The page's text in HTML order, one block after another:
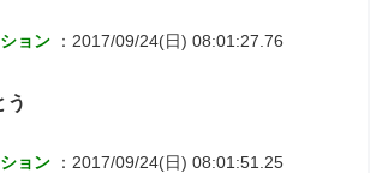
ョン
：2017/09/24(日) 08:01:27.76
う
ョン
：2017/09/24(日) 08:01:51.25